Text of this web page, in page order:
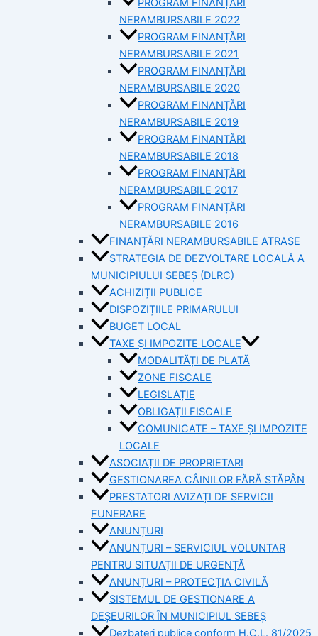
NERAMBURSABILE 2022
PROGRAM FINANȚĂRI
NERAMBURSABILE 2021
PROGRAM FINANȚĂRI
NERAMBURSABILE 2020
PROGRAM FINANȚĂRI
NERAMBURSABILE 2019
PROGRAM FINANTĂRI
NERAMBURSABILE 2018
PROGRAM FINANȚĂRI
NERAMBURSABILE 2017
PROGRAM FINANȚĂRI
NERAMBURSABILE 2016
FINANȚĂRI NERAMBURSABILE ATRASE
STRATEGIA DE DEZVOLTARE LOCALĂ A
MUNICIPIULUI SEBEȘ (DLRC)
ACHIZIȚII PUBLICE
DISPOZIȚIILE PRIMARULUI
BUGET LOCAL
TAXE ȘI IMPOZITE LOCALE
MODALITĂȚI DE PLATĂ
ZONE FISCALE
LEGISLAȚIE
OBLIGAȚII FISCALE
COMUNICATE – TAXE ȘI IMPOZITE
LOCALE
ASOCIAȚII DE PROPRIETARI
GESTIONAREA CÂINILOR FĂRĂ STĂPÂN
PRESTATORI AVIZAȚI DE SERVICII
FUNERARE
ANUNȚURI
ANUNȚURI – SERVICIUL VOLUNTAR
PENTRU SITUAȚII DE URGENȚĂ
ANUNȚURI – PROTECȚIA CIVILĂ
SISTEMUL DE GESTIONARE A
DEȘEURILOR ÎN MUNICIPIUL SEBEȘ
Dezbateri publice conform H.C.L. 81/2025